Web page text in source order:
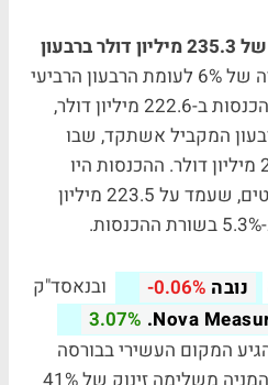
דיווחה על הכנסות של 235.3 מיליון דולר ברבעון
. זו עלייה של 6% לעומת הרבעון הרביעי
של 2025, שבו הסתכמו ההכנסות ב-222.6 מיליון דולר,
לעומת הרבעון המקביל אשתקד, שבו
הסתכמו ההכנסות ב-213.4 מיליון דולר. ההכנסות היו
גבוהות מקונצנזוס האנליסטים, שעמד על 223.5 מיליון
נובה -0.06%
ובנאסד"ק
Nova
3.07%
המקום העשירי בבורסה